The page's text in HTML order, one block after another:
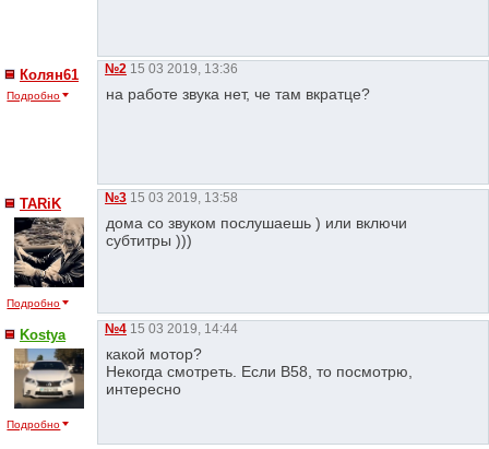
Колян61
Подробно
№2 15 03 2019, 13:36
на работе звука нет, че там вкратце?
TARiK
Подробно
№3 15 03 2019, 13:58
дома со звуком послушаешь ) или включи
субтитры )))
Kostya
Подробно
№4 15 03 2019, 14:44
какой мотор?
Некогда смотреть. Если В58, то посмотрю,
интересно